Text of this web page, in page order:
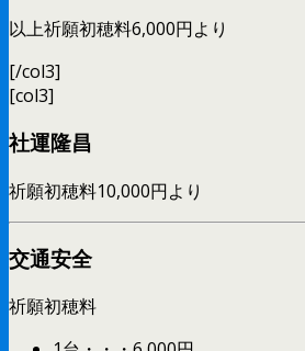
以上祈願初穂料6,000円より
[/col3]
[col3]
社運隆昌
祈願初穂料10,000円より
交通安全
祈願初穂料